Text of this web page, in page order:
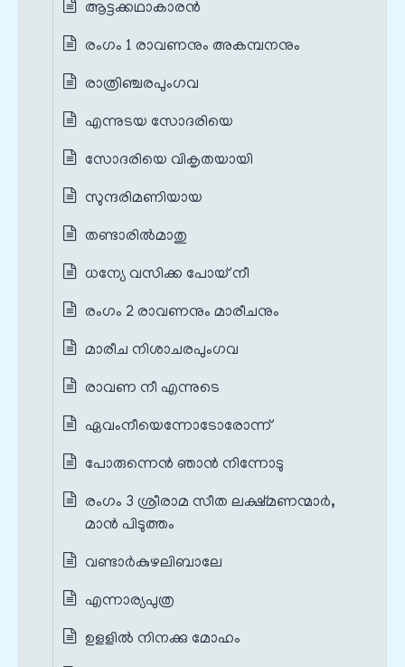
ആട്ടക്കഥാകാരൻ
രംഗം 1 രാവണനും അകമ്പനനും
രാത്രിഞ്ചരപുംഗവ
എന്നുടയ സോദരിയെ
സോദരിയെ വികൃതയായി
സുന്ദരിമണിയായ
തണ്ടാരില്‍മാതു
ധന്യേ വസിക്ക പോയ് നീ
രംഗം 2 രാവണനും മാരീചനും
മാരീച നിശാചരപുംഗവ
രാവണ നീ എന്നുടെ
ഏവംനീയെന്നോടോരോന്ന്
പോരുന്നെന്‍ ഞാന്‍ നിന്നോടു
രംഗം 3 ശ്രീരാമ സീത ലക്ഷ്മണന്മാർ,
മാൻ പിടുത്തം
വണ്ടാര്‍കുഴലിബാലേ
എന്നാര്യപുത്ര
ഉളളില്‍ നിനക്കു മോഹം